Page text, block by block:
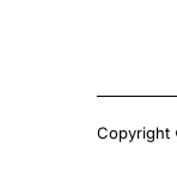
Copyright